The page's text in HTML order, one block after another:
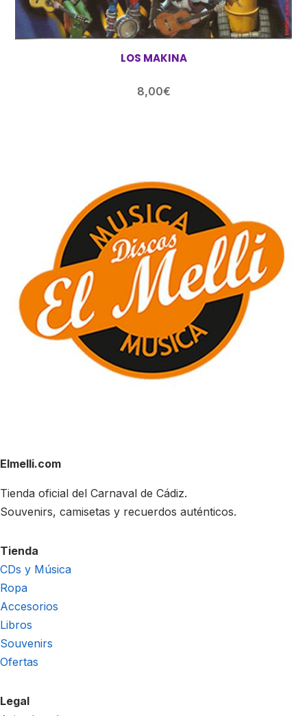
LOS MAKINA
8,00€
Elmelli.com
Tienda oficial del Carnaval de Cádiz.
Souvenirs, camisetas y recuerdos auténticos.
Tienda
CDs y Música
Ropa
Accesorios
Libros
Souvenirs
Ofertas
Legal